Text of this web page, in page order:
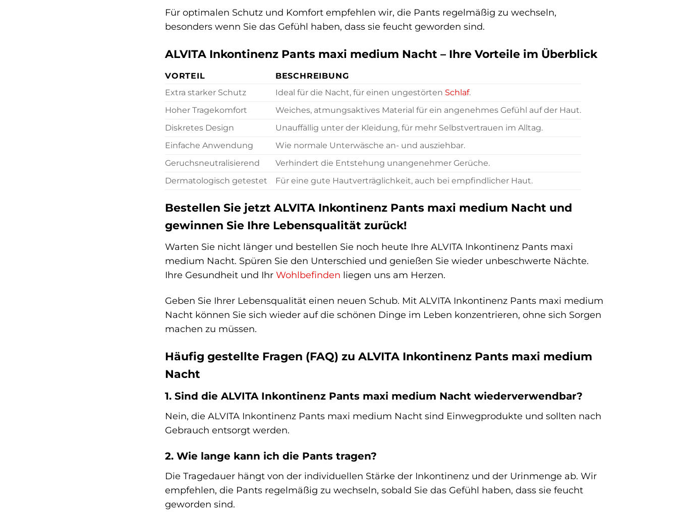
Für optimalen Schutz und Komfort empfehlen wir, die Pants regelmäßig zu wechseln,
besonders wenn Sie das Gefühl haben, dass sie feucht geworden sind.
ALVITA Inkontinenz Pants maxi medium Nacht – Ihre Vorteile im Überblick
VORTEIL
BESCHREIBUNG
Extra starker Schutz
Ideal für die Nacht, für einen ungestörten Schlaf.
Hoher Tragekomfort
Weiches, atmungsaktives Material für ein angenehmes Gefühl auf der Haut.
Diskretes Design
Unauffällig unter der Kleidung, für mehr Selbstvertrauen im Alltag.
Einfache Anwendung
Wie normale Unterwäsche an- und ausziehbar.
Geruchsneutralisierend
Verhindert die Entstehung unangenehmer Gerüche.
Dermatologisch getestet
Für eine gute Hautverträglichkeit, auch bei empfindlicher Haut.
Bestellen Sie jetzt ALVITA Inkontinenz Pants maxi medium Nacht und
gewinnen Sie Ihre Lebensqualität zurück!
Warten Sie nicht länger und bestellen Sie noch heute Ihre ALVITA Inkontinenz Pants maxi
medium Nacht. Spüren Sie den Unterschied und genießen Sie wieder unbeschwerte Nächte.
Ihre Gesundheit und Ihr Wohlbefinden liegen uns am Herzen.
Geben Sie Ihrer Lebensqualität einen neuen Schub. Mit ALVITA Inkontinenz Pants maxi medium
Nacht können Sie sich wieder auf die schönen Dinge im Leben konzentrieren, ohne sich Sorgen
machen zu müssen.
Häufig gestellte Fragen (FAQ) zu ALVITA Inkontinenz Pants maxi medium
Nacht
1. Sind die ALVITA Inkontinenz Pants maxi medium Nacht wiederverwendbar?
Nein, die ALVITA Inkontinenz Pants maxi medium Nacht sind Einwegprodukte und sollten nach
Gebrauch entsorgt werden.
2. Wie lange kann ich die Pants tragen?
Die Tragedauer hängt von der individuellen Stärke der Inkontinenz und der Urinmenge ab. Wir
empfehlen, die Pants regelmäßig zu wechseln, sobald Sie das Gefühl haben, dass sie feucht
geworden sind.